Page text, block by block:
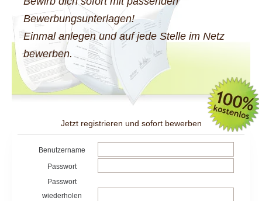
Bewerbungsunterlagen!
Einmal anlegen und auf jede Stelle im Netz
bewerben.
Jetzt registrieren und sofort bewerben
Benutzername
Passwort
Passwort
wiederholen